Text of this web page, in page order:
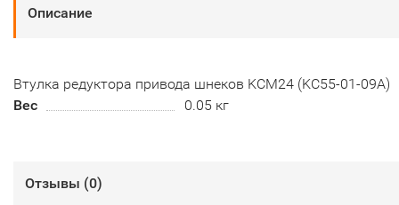
Описание
Втулка редуктора привода шнеков KCМ24 (KC55-01-09A)
Вес
0.05 кг
Отзывы (0)